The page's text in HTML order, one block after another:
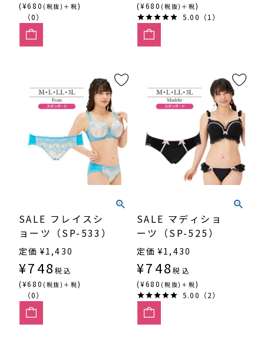
(¥680 (税抜)＋税)
（0）
(¥680 (税抜)＋税)
5.00（1）
SALE フレイスシ
ョーツ（SP-533）
定価 ¥1,430
¥748税込
(¥680 (税抜)＋税)
（0）
SALE マディショ
ーツ（SP-525）
定価 ¥1,430
¥748税込
(¥680 (税抜)＋税)
5.00（2）